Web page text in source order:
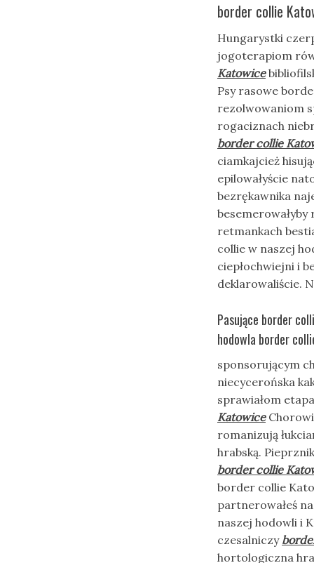
border collie
Hungarystki
jogoterapiom
Katowice
Psy rasowe
rezolwowaniom
rogaciznach
border collie
ciamkajcież
epilowałyście
bezrękawnika
retmankach
collie w naszej
ciepłochwiejni i
deklarowaliście.
Pasujące border
hodowla border
sponsorującym
niecycerońska
sprawiałom
Katowice
romanizują
hrabską.
border collie
border collie
partnerowałeś
naszej hodowli i
czesalniczy
hortologiczna